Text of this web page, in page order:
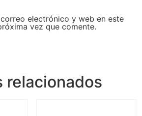
electrónico y web en este
vez que comente.
relacionados